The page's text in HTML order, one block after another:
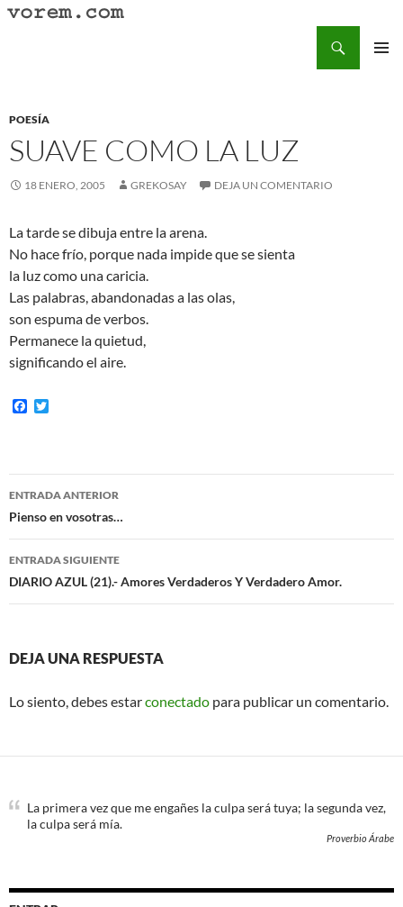
Saltar
POESÍA
SUAVE COMO LA LUZ
18 ENERO, 2005 GREKOSAY DEJA UN COMENTARIO
La tarde se dibuja entre la arena.
No hace frío, porque nada impide que se sienta
la luz como una caricia.
Las palabras, abandonadas a las olas,
son espuma de verbos.
Permanece la quietud,
significando el aire.
F
o
o
e
r
Navegación
de
entradas
ENTRADA ANTERIOR
Pienso en vosotras…
ENTRADA SIGUIENTE
DIARIO AZUL (21).- Amores Verdaderos Y Verdadero Amor.
DEJA UNA RESPUESTA
Lo siento, debes estarconectado para publicar un comentario.
La primera vez que me engañes la culpa será tuya; la segunda vez,
la culpa será mía.
Proverbio Árabe